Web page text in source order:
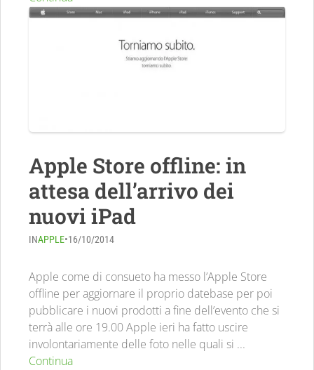
Apple Store offline: in
attesa dell’arrivo dei
nuovi iPad
INAPPLE•16/10/2014
Apple come di consueto ha messo l’Apple Store
offline per aggiornare il proprio datebase per poi
pubblicare i nuovi prodotti a fine dell’evento che si
terrà alle ore 19.00 Apple ieri ha fatto uscire
involontariamente delle foto nelle quali si ...
Continua